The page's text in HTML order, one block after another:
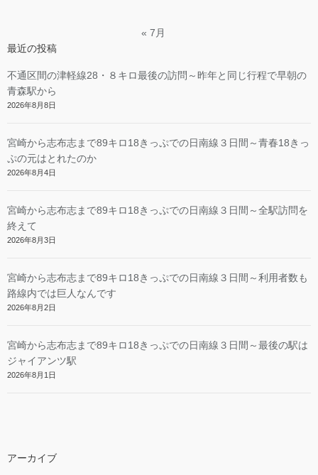
« 7月
最近の投稿
不通区間の津軽線28・８キロ最後の訪問～昨年と同じ行程で早朝の
青森駅から
2026年8月8日
宮崎から志布志まで89キロ18きっぷでの日南線３日間～青春18きっ
ぷの元はとれたのか
2026年8月4日
宮崎から志布志まで89キロ18きっぷでの日南線３日間～全駅訪問を
終えて
2026年8月3日
宮崎から志布志まで89キロ18きっぷでの日南線３日間～利用者数も
路線内では巨人なんです
2026年8月2日
宮崎から志布志まで89キロ18きっぷでの日南線３日間～最後の駅は
ジャイアンツ駅
2026年8月1日
アーカイブ